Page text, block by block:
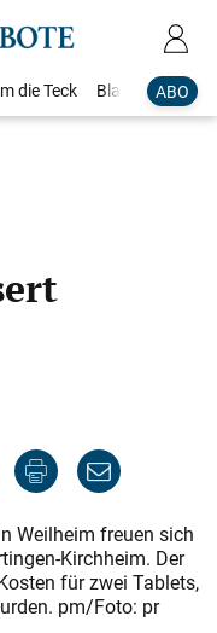
ABO
die Teck Blaulicht
Weilheim freuen sich
Kirchheim. Der
für zwei Tablets,
pm/Foto: pr